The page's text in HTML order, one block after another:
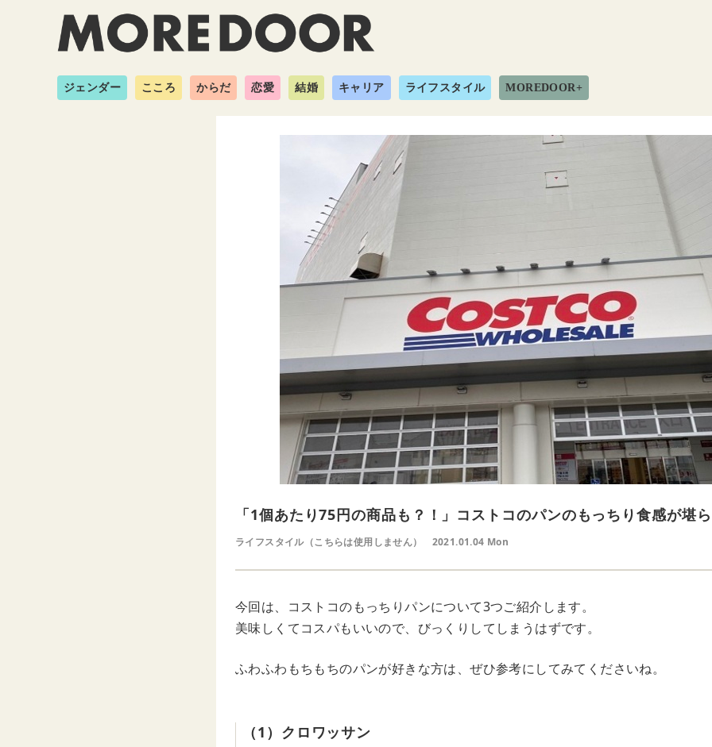
ジェンダー こころ からだ 恋愛 結婚 キャリア ライフスタイル MOREDOOR+
「1個あたり75円の商品も？！」コストコのパンのもっちり食感が堪
ライフスタイル（こちらは使用しません） 2021.01.04 Mon
今回は、コストコのもっちりパンについて3つご紹介します。
美味しくてコスパもいいので、びっくりしてしまうはずです。
ふわふわもちもちのパンが好きな方は、ぜひ参考にしてみてくださいね。
（1）クロワッサン